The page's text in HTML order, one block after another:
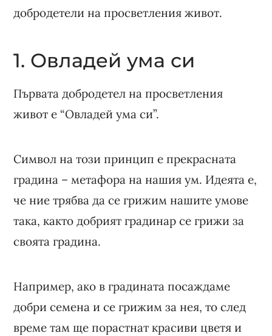
добродетели на просветления живот.
1. Овладей ума си
Първата добродетел на просветления
живот е “Овладей ума си”.
Символ на този принцип е прекрасната
градина – метафора на нашия ум. Идеята е,
че ние трябва да се грижим нашите умове
така, както добрият градинар се грижи за
своята градина.
Например, ако в градината посаждаме
добри семена и се грижим за нея, то след
време там ще порастнат красиви цветя и